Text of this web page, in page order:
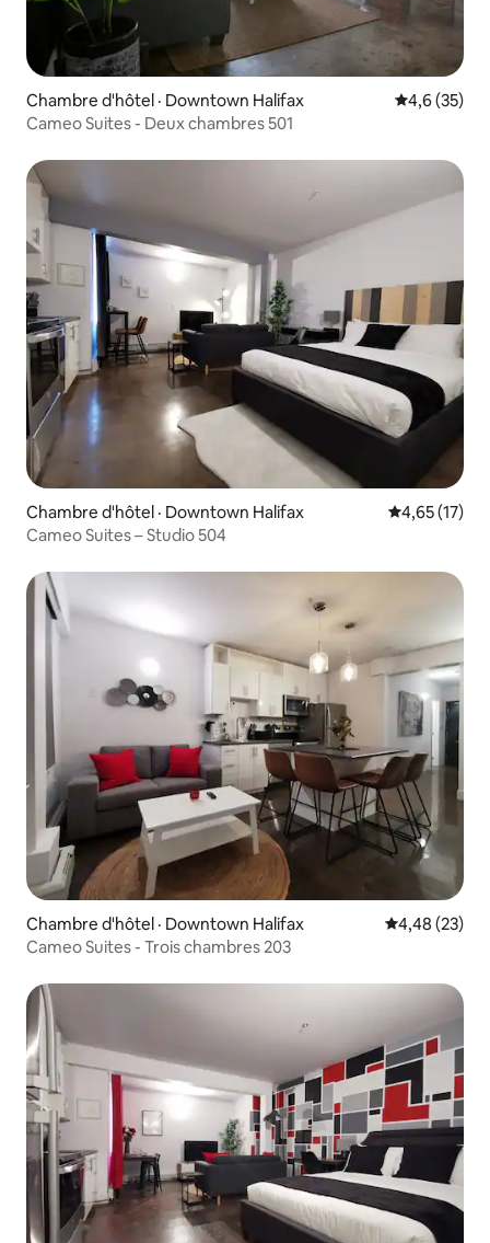
Chambre d'hôtel · Downtown Halifax Note
4,6 (35)
Cameo Suites - Deux chambres 501
Chambre d'hôtel · Downtown Halifax Note
4,65 (17)
Cameo Suites – Studio 504
Chambre d'hôtel · Downtown Halifax Note
4,48 (23)
Cameo Suites - Trois chambres 203